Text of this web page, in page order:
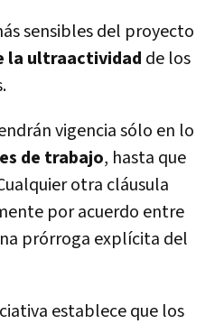
sensibles del proyecto
la ultraactividad de los
vigencia sólo en lo
de trabajo, hasta que
otra cláusula
por acuerdo entre
prórroga explícita del
establece que los